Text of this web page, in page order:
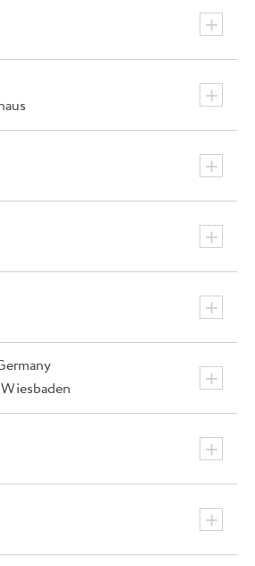
+
+
+
+
+
+
+
+